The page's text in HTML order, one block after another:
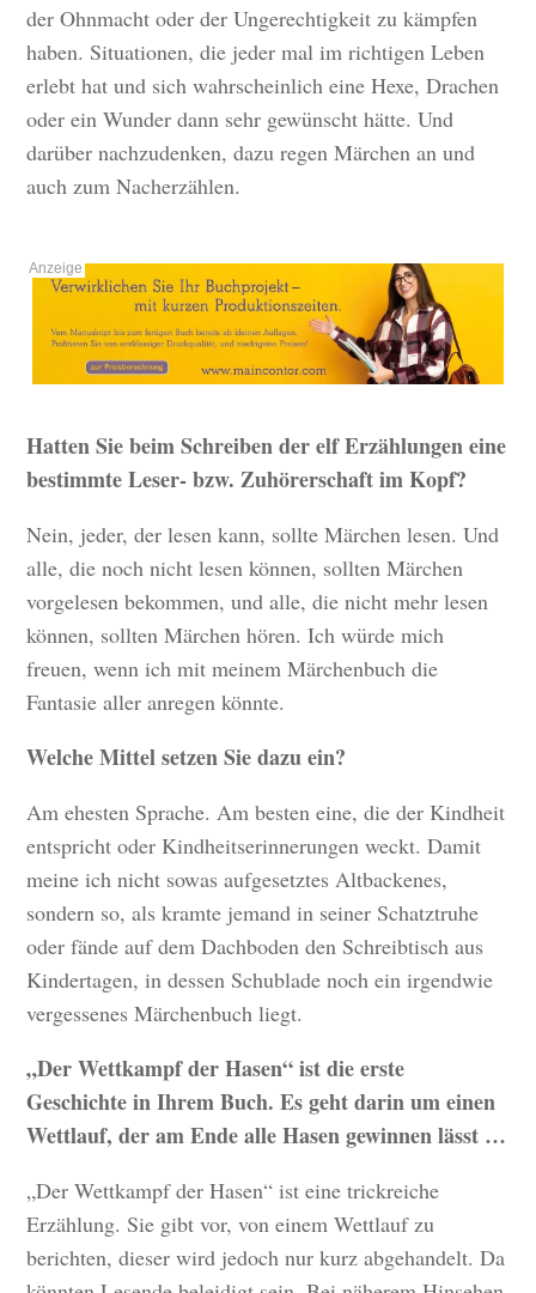
der Ohnmacht oder der Ungerechtigkeit zu kämpfen
haben. Situationen, die jeder mal im richtigen Leben
erlebt hat und sich wahrscheinlich eine Hexe, Drachen
oder ein Wunder dann sehr gewünscht hätte. Und
darüber nachzudenken, dazu regen Märchen an und
auch zum Nacherzählen.
Hatten Sie beim Schreiben der elf Erzählungen eine
bestimmte Leser- bzw. Zuhörerschaft im Kopf?
Nein, jeder, der lesen kann, sollte Märchen lesen. Und
alle, die noch nicht lesen können, sollten Märchen
vorgelesen bekommen, und alle, die nicht mehr lesen
können, sollten Märchen hören. Ich würde mich
freuen, wenn ich mit meinem Märchenbuch die
Fantasie aller anregen könnte.
Welche Mittel setzen Sie dazu ein?
Am ehesten Sprache. Am besten eine, die der Kindheit
entspricht oder Kindheitserinnerungen weckt. Damit
meine ich nicht sowas aufgesetztes Altbackenes,
sondern so, als kramte jemand in seiner Schatztruhe
oder fände auf dem Dachboden den Schreibtisch aus
Kindertagen, in dessen Schublade noch ein irgendwie
vergessenes Märchenbuch liegt.
„Der Wettkampf der Hasen“ ist die erste
Geschichte in Ihrem Buch. Es geht darin um einen
Wettlauf, der am Ende alle Hasen gewinnen lässt …
„Der Wettkampf der Hasen“ ist eine trickreiche
Erzählung. Sie gibt vor, von einem Wettlauf zu
berichten, dieser wird jedoch nur kurz abgehandelt. Da